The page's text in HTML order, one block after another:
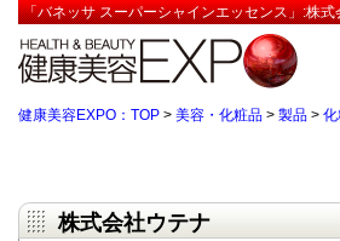
「バネッサ スーパーシャインエッセンス」:株
健康美容EXPO：TOP > 美容・化粧品 > 製品 >
株式会社ウテナ